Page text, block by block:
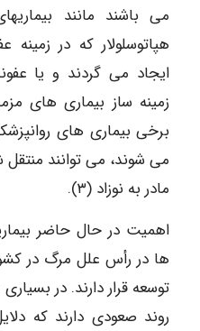
می باشند مانند
ایجاد می گردند و یا
برخی بیماری های
می شوند، می توانند منتقل
مادر به نوزاد (۳).
اهمیت در حال حاضر
ها در رأس علل مرگ در
توسعه قرار دارند. در
روند صعودی دارند که